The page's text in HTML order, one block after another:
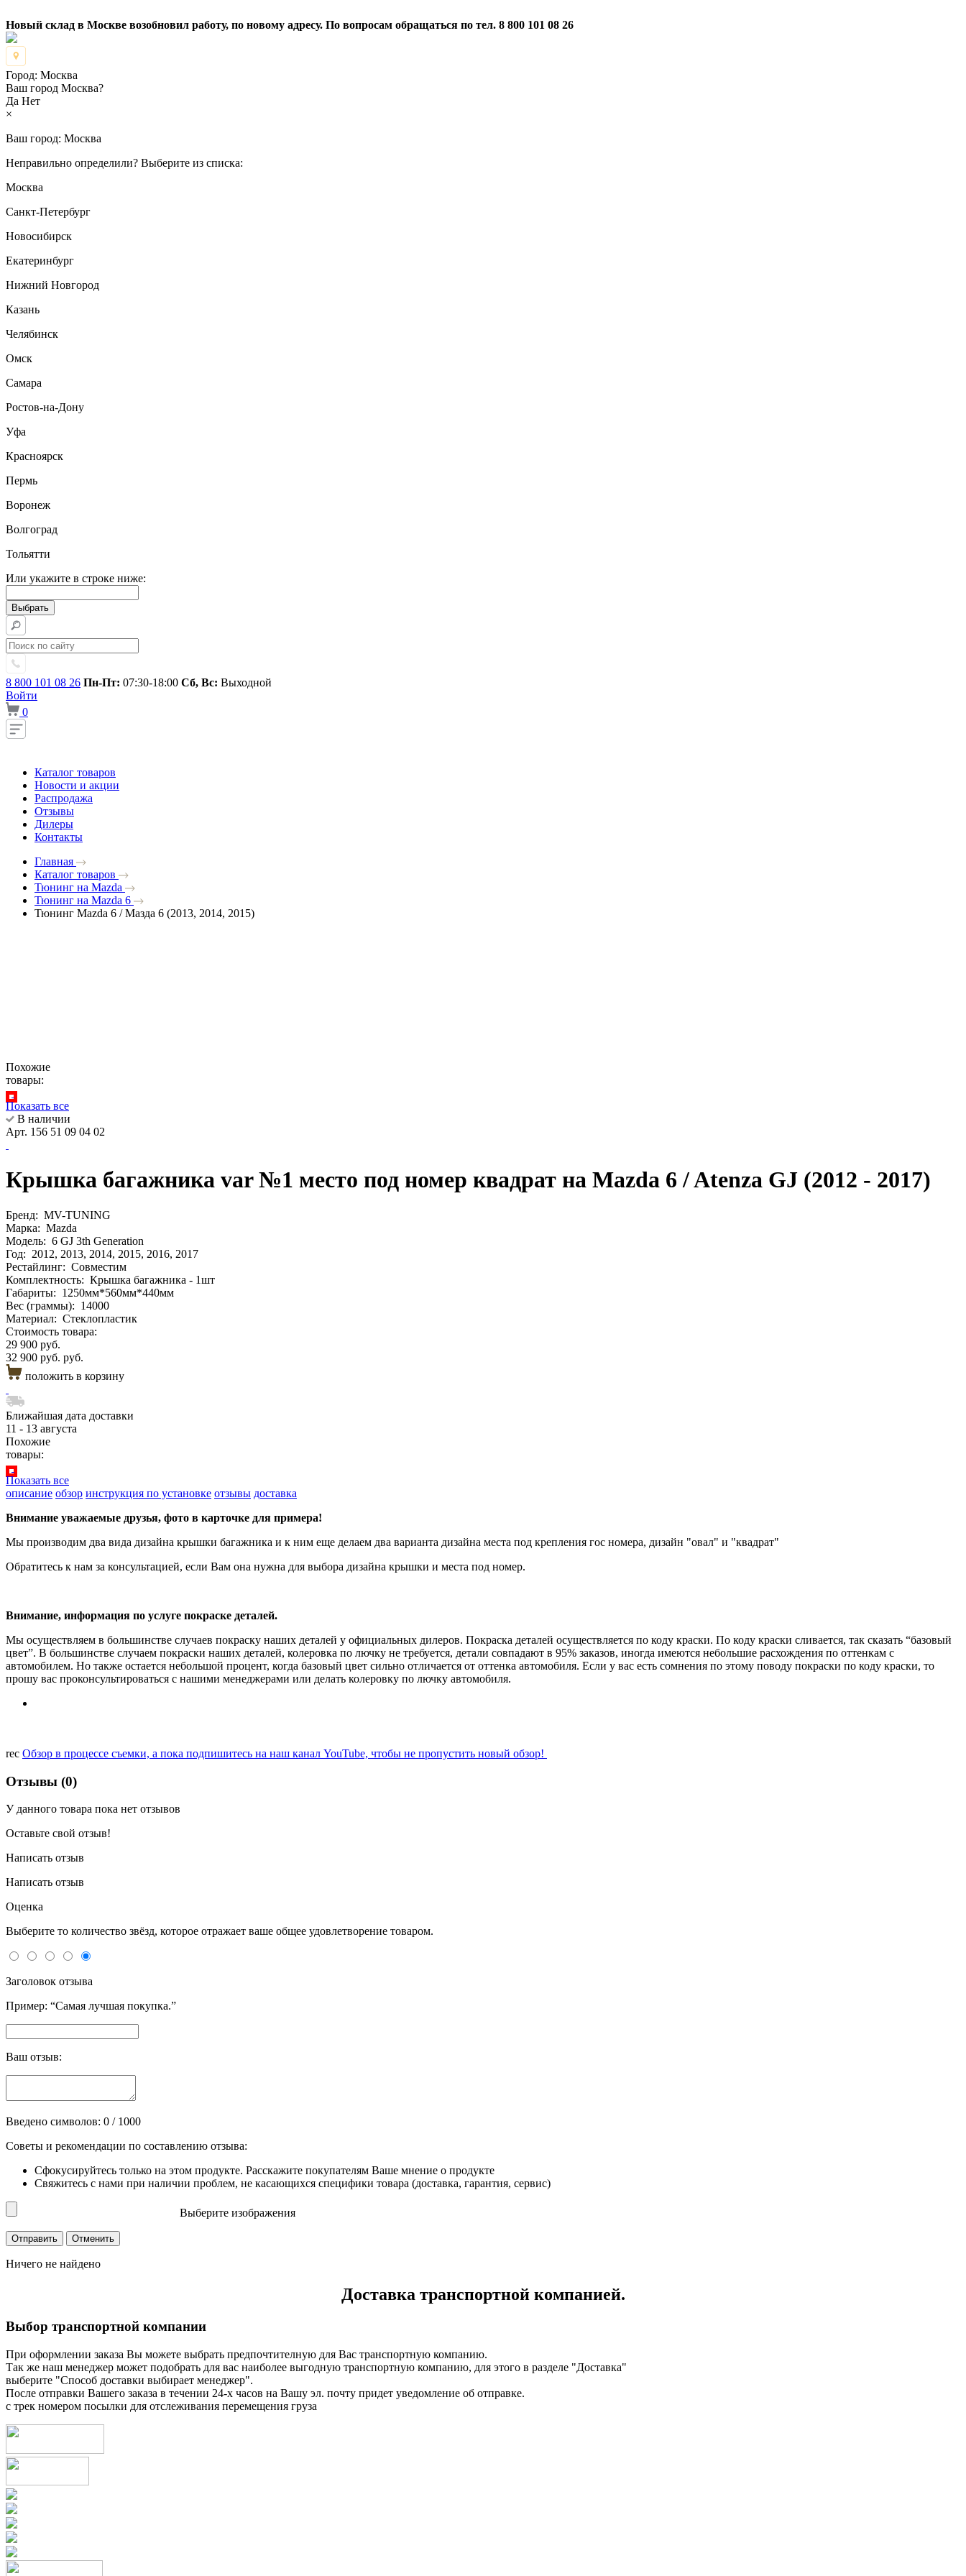
Новый склад в Москве возобновил работу, по новому адресу. По вопросам обращаться по тел. 8 800 101 08 26
Город: Москва
Ваш город Москва?
Да Нет
×
Ваш город: Москва
Неправильно определили? Выберите из списка:
Москва
Санкт-Петербург
Новосибирск
Екатеринбург
Нижний Новгород
Казань
Челябинск
Омск
Самара
Ростов-на-Дону
Уфа
Красноярск
Пермь
Воронеж
Волгоград
Тольятти
Или укажите в строке ниже:
8 800 101 08 26 Пн-Пт: 07:30-18:00 Сб, Вс: Выходной
Войти
0
Каталог товаров
Новости и акции
Распродажа
Отзывы
Дилеры
Контакты
Главная
Каталог товаров
Тюнинг на Mazda
Тюнинг на Mazda 6
Тюнинг Mazda 6 / Мазда 6 (2013, 2014, 2015)
Похожие
товары:
Показать все
В наличии
Арт. 156 51 09 04 02
Крышка багажника var №1 место под номер квадрат на Mazda 6 / Atenza GJ (2012 - 2017)
Бренд: MV-TUNING
Марка: Mazda
Модель: 6 GJ 3th Generation
Год: 2012, 2013, 2014, 2015, 2016, 2017
Рестайлинг: Совместим
Комплектность: Крышка багажника - 1шт
Габариты: 1250мм*560мм*440мм
Вес (граммы): 14000
Материал: Стеклопластик
Стоимость товара:
29 900 руб.
32 900 руб. руб.
положить в корзину
Ближайшая дата доставки
11 - 13 августа
Похожие
товары:
Показать все
описание обзор инструкция по установке отзывы доставка
Внимание уважаемые друзья, фото в карточке для примера!
Мы производим два вида дизайна крышки багажника и к ним еще делаем два варианта дизайна места под крепления гос номера, дизайн "овал" и "квадрат"
Обратитесь к нам за консультацией, если Вам она нужна для выбора дизайна крышки и места под номер.
Внимание, информация по услуге покраске деталей.
Мы осуществляем в большинстве случаев покраску наших деталей у официальных дилеров. Покраска деталей осуществляется по коду краски. По коду краски сливается, так сказать “базовый
цвет”. В большинстве случаем покраски наших деталей, колеровка по лючку не требуется, детали совпадают в 95% заказов, иногда имеются небольшие расхождения по оттенкам с
автомобилем. Но также остается небольшой процент, когда базовый цвет сильно отличается от оттенка автомобиля. Если у вас есть сомнения по этому поводу покраски по коду краски, то
прошу вас проконсультироваться с нашими менеджерами или делать колеровку по лючку автомобиля.
rec Обзор в процессе съемки, а пока подпишитесь на наш канал YouTube, чтобы не пропустить новый обзор!
Отзывы (0)
У данного товара пока нет отзывов
Оставьте свой отзыв!
Написать отзыв
Написать отзыв
Оценка
Выберите то количество звёзд, которое отражает ваше общее удовлетворение товаром.
Заголовок отзыва
Пример: “Самая лучшая покупка.”
Ваш отзыв:
Введено символов: 0 / 1000
Советы и рекомендации по составлению отзыва:
Сфокусируйтесь только на этом продукте. Расскажите покупателям Ваше мнение о продукте
Свяжитесь с нами при наличии проблем, не касающихся специфики товара (доставка, гарантия, сервис)
Выберите изображения
Ничего не найдено
Доставка транспортной компанией.
Выбор транспортной компании
При оформлении заказа Вы можете выбрать предпочтителную для Вас транспортную компанию.
Так же наш менеджер может подобрать для вас наиболее выгодную транспортную компанию, для этого в разделе "Доставка"
выберите "Способ доставки выбирает менеджер".
После отправки Вашего заказа в течении 24-х часов на Вашу эл. почту придет уведомление об отправке.
с трек номером посылки для отслеживания перемещения груза